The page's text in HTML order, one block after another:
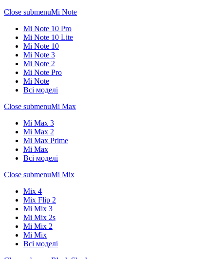
Close submenuMi Note
Mi Note 10 Pro
Mi Note 10 Lite
Mi Note 10
Mi Note 3
Mi Note 2
Mi Note Pro
Mi Note
Всі моделі
Close submenuMi Max
Mi Max 3
Mi Max 2
Mi Max Prime
Mi Max
Всі моделі
Close submenuMi Mix
Mix 4
Mix Flip 2
Mi Mix 3
Mi Mix 2s
Mi Mix 2
Mi Mix
Всі моделі